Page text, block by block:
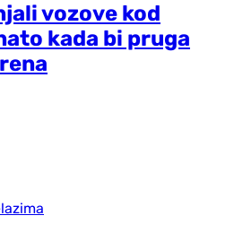
vozove kod
kada bi pruga